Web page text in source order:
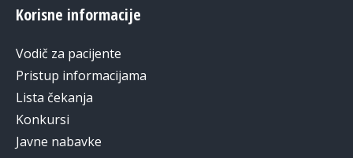
Korisne informacije
Vodič za pacijente
Pristup informacijama
Lista čekanja
Konkursi
Javne nabavke